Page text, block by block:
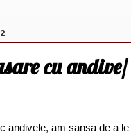
cu
andivele, am sansa de a